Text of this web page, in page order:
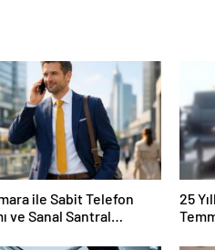
ile Sabit Telefon
ve Sanal Santral
25